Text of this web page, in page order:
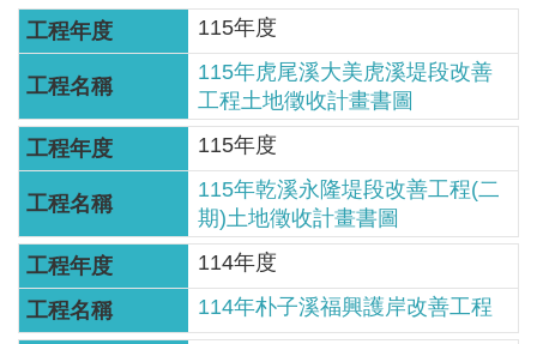
公
訊
息
民
服
務
資
115年度
115年虎尾溪大美虎溪堤段改善
工程土地徵收計畫書圖
115年度
115年乾溪永隆堤段改善工程(二
期)土地徵收計畫書圖
114年度
114年朴子溪福興護岸改善工程